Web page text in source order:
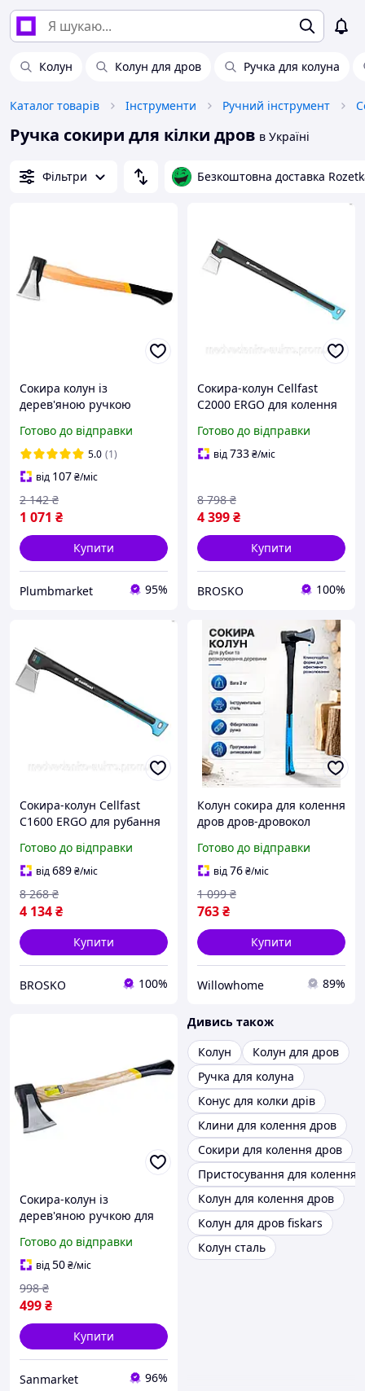
Колун Колун для дров Ручка для колуна
Каталог товарів Інструменти Ручний інструмент
Ручка сокири для кілки дров в Україні
Фільтри Безкоштовна доставка
Сокира колун із
дерев'яною ручкою
ударний Sigma 700 мм
2500 г
Готово до відправки
5.0 (1)
від 107₴/міс
1 071 ₴
2 142 ₴
Купити
Plumbmarket 95%
Сокира-колун Cellfast
C2000 ERGO для колення
ручкою і високою
міцністю
Готово до відправки
від733₴/міс
4 399₴
8 798 ₴
Купити
BROSKO 100%
Сокира-колун Cellfast
C1600 ERGO для рубання
з ергономічною ручкою
Готово до відправки
від689₴/міс
4 134₴
8 268 ₴
Купити
BROSKO 100%
Колун сокира для колення
дров дров-дровокол
ручкою сокира колан для
рубання дерева садовий
туристичний госп
Готово до відправки
від76₴/міс
763₴
1 099 ₴
Купити
Willowhome 89%
Сокира-колун із
дерев'яною ручкою для
ударний 500 мм
sanmarket
Готово до відправки
від50₴/міс
499₴
998 ₴
Купити
Sanmarket 96%
Дивись також
Колун
Колун для дров
Ручка для колуна
Конус для колки дрів
Клини для колення дров
Сокири для колення дров
Пристосування для колення
Колун для колення дров
Колун для дров fiskars
Колун сталь